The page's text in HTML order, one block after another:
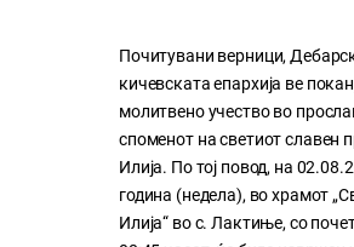
Почитувани верници,
кичевската епархија ве
молитвено учество во
споменот на светиот славен
Илија. По тој повод, на
година (недела), во храмот
Илија“ во с. Лактиње, со